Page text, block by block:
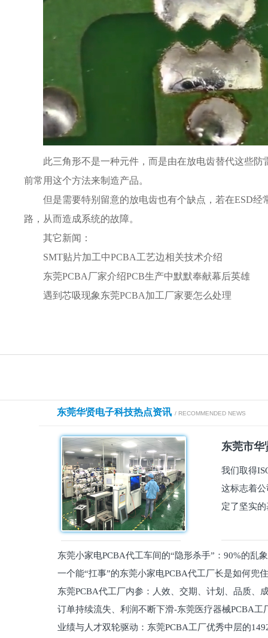
此三角形不是一种元件，而是由在放电齿替代这些
前常用这个方法来制造产品。
但是需要特别留意的放电齿也有个缺点，若在ESD
路，从而造成系统的故障。
其它新闻：
SMT贴片加工中PCBA工艺边相关技术介绍
东莞PCBA厂家介绍PCB生产中默默奉献幕后英雄
遇到芯吸现象东莞PCBA加工厂家要怎么处理
东莞华贤电子科技热点资讯 / RECOMMENDED NEWS
东莞市华
我们取得
这标志着
定了坚实
东莞小家电PCBA代工车间的“隐形杀手”：90%的乱
员工一个能“扛事”的东莞小家电PCBA代工厂长是如何兜
东莞PCBA代工厂内参：人效、交期、计划、品质
维锁客法则
订单持续流失、利润不断下滑-东莞医疗器械PCBA工
理死穴必须堵住
业绩与人才双轮驱动：东莞PCBA工厂优秀中层的